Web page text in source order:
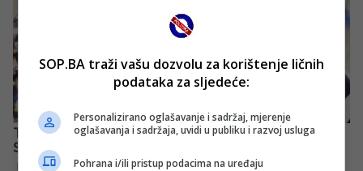
SOP.BA traži vašu dozvolu za korištenje ličnih
podataka za sljedeće:
Personalizirano oglašavanje i sadržaj, mjerenje
oglašavanja i sadržaja, uvidi u publiku i razvoj usluga
Pohrana i/ili pristup podacima na uređaju